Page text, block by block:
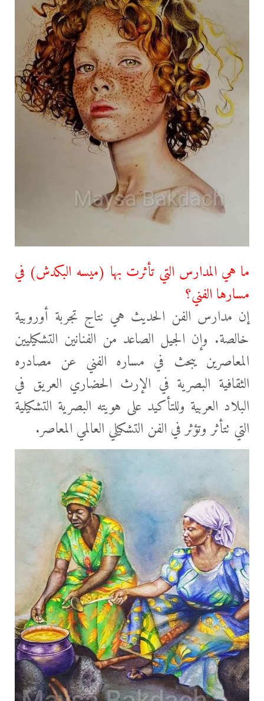
ما هي المدارس التي تأثرت بها (ميسه البكدش) في
مسارها الفني؟
إن مدارس الفن الحديث هي نتاج تجربة أوروبية
خالصة. وإن الجيل الصاعد من الفنانين التشكيليين
المعاصرين يبحث في مساره الفني عن مصادره
الثقافية البصرية في الإرث الحضاري العريق في
البلاد العربية وللتأكيد على هويته البصرية التشكيلية
التي تتأثر وتؤثر في الفن التشكيلي العالمي المعاصر.